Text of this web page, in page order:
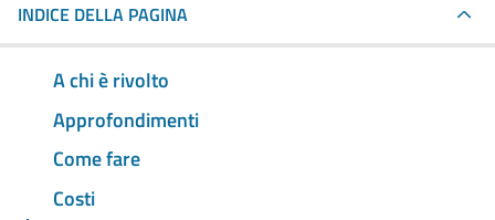
INDICE DELLA PAGINA
A chi è rivolto
Approfondimenti
Come fare
Costi